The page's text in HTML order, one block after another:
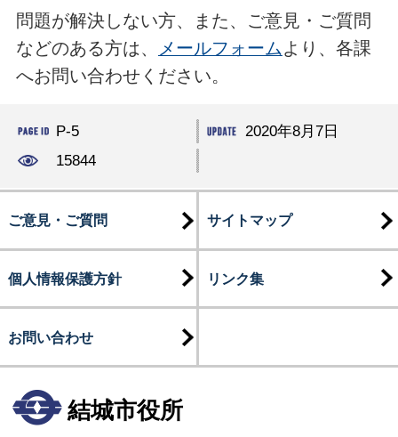
問題が解決しない方、また、ご意見・ご質問
などのある方は、
メールフォーム より、各課
へお問い合わせください。
P-5
2020年8月7日
15844
ご意見・ご質問 サイトマップ
個人情報保護方針 リンク集
お問い合わせ
結城市役所